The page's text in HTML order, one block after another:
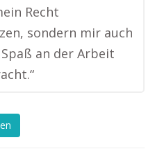
Recht
sondern mir auch
an der Arbeit